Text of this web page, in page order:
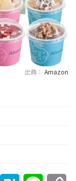
出典： Amazon